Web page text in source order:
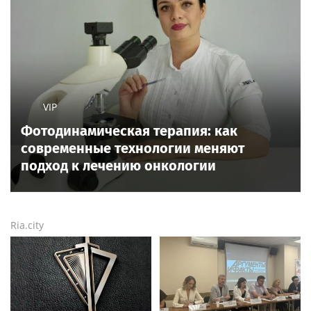
VIP
Фотодинамическая терапия: как
современные технологии меняют
подход к лечению онкологии
Ria.city